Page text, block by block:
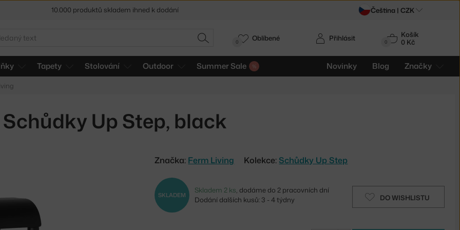
HLEDAT 0
Košík
0 Kč
Tapety Stolování Outdoor Summer Sale Novinky Blog Značky
Přihlásit
0 Oblíbené
Schůdky Up Step, black
Značka: Ferm Living Kolekce: Schůdky Up Step
DO WISHLISTU
SKLADEM
Skladem 2 ks, dodáme do 2 pracovních dní
Dodání dalších kusů: 3 - 4 týdny
Sleva 5 % pro odběratele
Čeština | CZK